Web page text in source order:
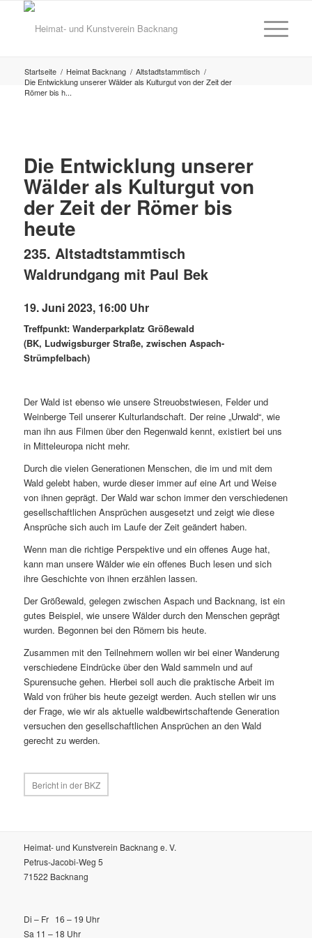
Startseite / Heimat Backnang / Altstadtstammtisch /
Die Entwicklung unserer Wälder als Kulturgut von der Zeit der
Römer bis h...
Die Entwicklung unserer
Wälder als Kulturgut von
der Zeit der Römer bis
heute
235. Altstadtstammtisch
Waldrundgang mit Paul Bek
19. Juni 2023, 16:00 Uhr
Treffpunkt: Wanderparkplatz Größewald
(BK, Ludwigsburger Straße, zwischen Aspach-
Strümpfelbach)
Der Wald ist ebenso wie unsere Streuobstwiesen, Felder und
Weinberge Teil unserer Kulturlandschaft. Der reine „Urwald“, wie
man ihn aus Filmen über den Regenwald kennt, existiert bei uns
in Mitteleuropa nicht mehr.
Durch die vielen Generationen Menschen, die im und mit dem
Wald gelebt haben, wurde dieser immer auf eine Art und Weise
von ihnen geprägt. Der Wald war schon immer den verschiedenen
gesellschaftlichen Ansprüchen ausgesetzt und zeigt wie diese
Ansprüche sich auch im Laufe der Zeit geändert haben.
Wenn man die richtige Perspektive und ein offenes Auge hat,
kann man unsere Wälder wie ein offenes Buch lesen und sich
ihre Geschichte von ihnen erzählen lassen.
Der Größewald, gelegen zwischen Aspach und Backnang, ist ein
gutes Beispiel, wie unsere Wälder durch den Menschen geprägt
wurden. Begonnen bei den Römern bis heute.
Zusammen mit den Teilnehmern wollen wir bei einer Wanderung
verschiedene Eindrücke über den Wald sammeln und auf
Spurensuche gehen. Hierbei soll auch die praktische Arbeit im
Wald von früher bis heute gezeigt werden. Auch stellen wir uns
der Frage, wie wir als aktuelle waldbewirtschaftende Generation
versuchen den gesellschaftlichen Ansprüchen an den Wald
gerecht zu werden.
Bericht in der BKZ
Heimat- und Kunstverein Backnang e. V.
Petrus-Jacobi-Weg 5
71522 Backnang
Di – Fr 16 – 19 Uhr
Sa 11 – 18 Uhr